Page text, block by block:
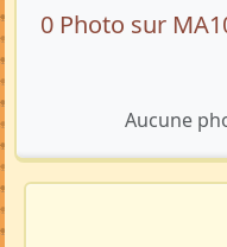
0 Photo sur
Aucune